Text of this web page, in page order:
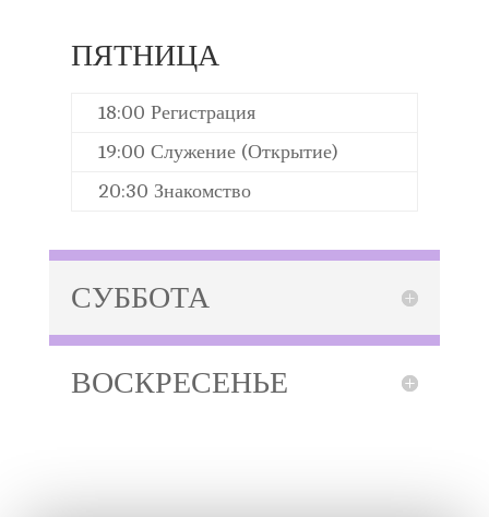
ПЯТНИЦА
18:00 Регистрация
19:00 Служение (Открытие)
20:30 Знакомство
СУББОТА
ВОСКРЕСЕНЬЕ